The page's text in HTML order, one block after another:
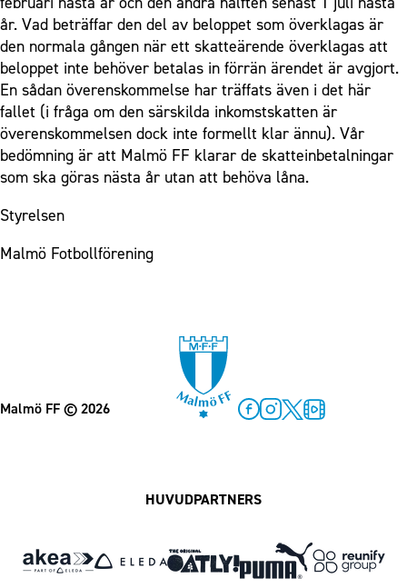
år. Vad beträffar den del av beloppet som överklagas är
den normala gången när ett skatteärende överklagas att
beloppet inte behöver betalas in förrän ärendet är avgjort.
En sådan överenskommelse har träffats även i det här
fallet (i fråga om den särskilda inkomstskatten är
överenskommelsen dock inte formellt klar ännu). Vår
bedömning är att Malmö FF klarar de skatteinbetalningar
som ska göras nästa år utan att behöva låna.
Styrelsen
Malmö Fotbollförening
Malmö FF© 2026
HUVUDPARTNERS